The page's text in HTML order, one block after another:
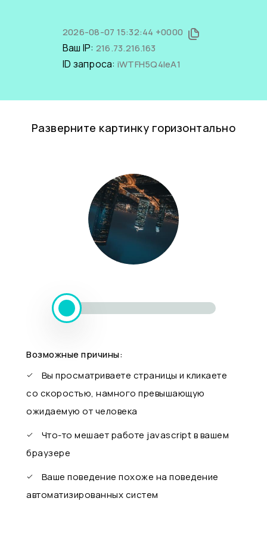
2026-08-07 15:32:44 +0000
Ваш IP: 216.73.216.163
ID запроса: iWTFH5Q4IeA1
Разверните картинку горизонтально
Возможные причины:
Вы просматриваете страницы и кликаете
со скоростью, намного превышающую
ожидаемую от человека
Что-то мешает работе javascript в вашем
браузере
Ваше поведение похоже на поведение
автоматизированных систем